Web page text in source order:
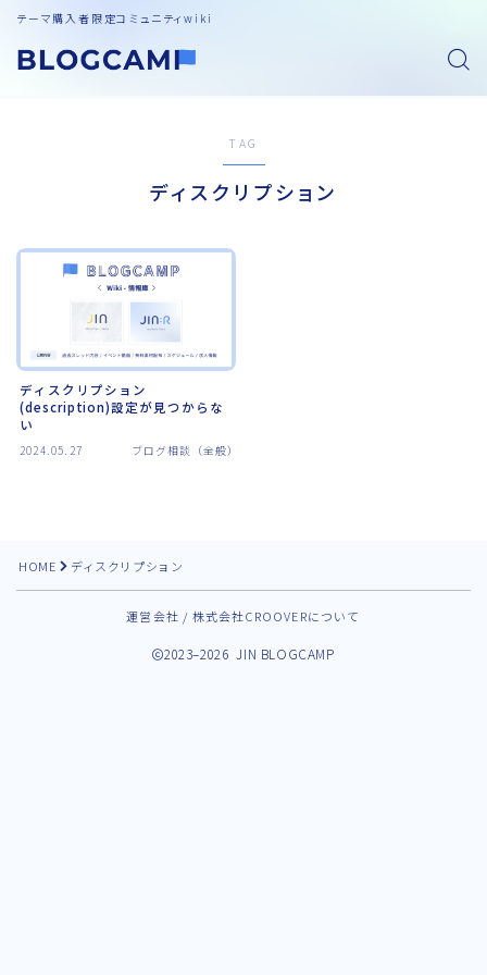
テーマ購入者限定コミュニティwiki
TAG
ディスクリプション
ディスクリプション
(description)設定が見つからな
い
2024.05.27 ブログ相談（全般）
HOME ディスクリプション
運営会社 / 株式会社CROOVERについて
2023–2026 JIN BLOGCAMP